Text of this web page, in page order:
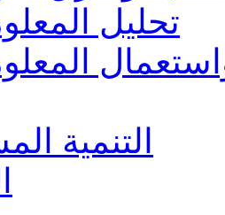
تحليل
التنمية